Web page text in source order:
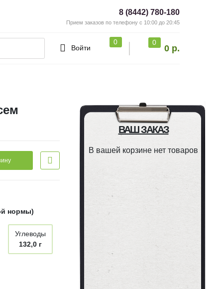
8 (8442) 780-180
Прием заказов по телефону с 10:00 до 20:45
Войти
0 0
0 р.
нормы)
Углеводы
132,0 г
ВАШ ЗАКАЗ
В вашей корзине нет товаров